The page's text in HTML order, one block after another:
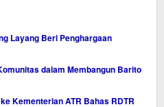
Layang Beri Penghargaan
dalam Membangun Barito
Kementerian ATR Bahas RDTR